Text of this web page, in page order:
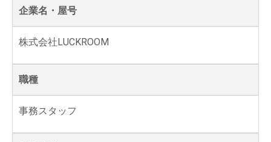
企業名・屋号
株式会社LUCKROOM
職種
事務スタッフ